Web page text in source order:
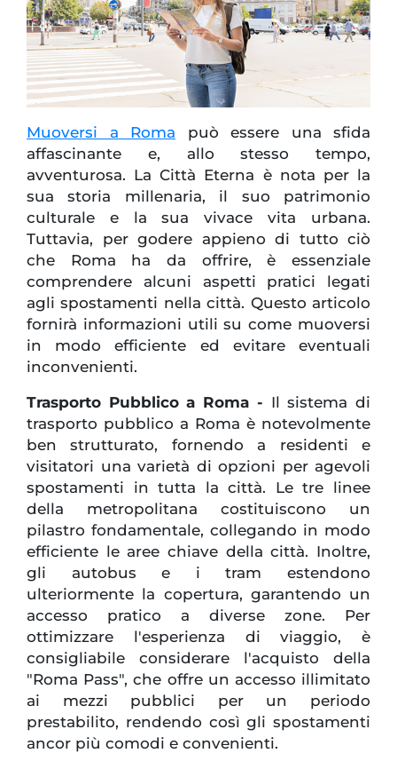
Muoversi a Roma può essere una sfida
affascinante e, allo stesso tempo,
avventurosa. La Città Eterna è nota per la
sua storia millenaria, il suo patrimonio
culturale e la sua vivace vita urbana.
Tuttavia, per godere appieno di tutto ciò
che Roma ha da offrire, è essenziale
comprendere alcuni aspetti pratici legati
agli spostamenti nella città. Questo articolo
fornirà informazioni utili su come muoversi
in modo efficiente ed evitare eventuali
inconvenienti.
Trasporto Pubblico a Roma - Il sistema di
trasporto pubblico a Roma è notevolmente
ben strutturato, fornendo a residenti e
visitatori una varietà di opzioni per agevoli
spostamenti in tutta la città. Le tre linee
della metropolitana costituiscono un
pilastro fondamentale, collegando in modo
efficiente le aree chiave della città. Inoltre,
gli autobus e i tram estendono
ulteriormente la copertura, garantendo un
accesso pratico a diverse zone. Per
ottimizzare l'esperienza di viaggio, è
consigliabile considerare l'acquisto della
"Roma Pass", che offre un accesso illimitato
ai mezzi pubblici per un periodo
prestabilito, rendendo così gli spostamenti
ancor più comodi e convenienti.